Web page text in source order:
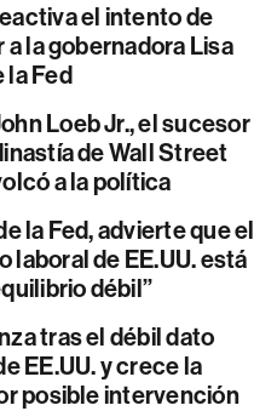
el intento de
la gobernadora Lisa
la Fed
Loeb Jr., el sucesor
de Wall Street
a la política
la Fed, advierte que el
laboral de EE.UU. está
débil”
tras el débil dato
EE.UU. y crece la
posible intervención